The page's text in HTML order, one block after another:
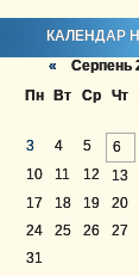
КАЛЕНДАР
« Серпень
Пн
Вт Ср Чт
3
4 5 6
10
11 12 13
17
18 19 20
24
25 26 27
31